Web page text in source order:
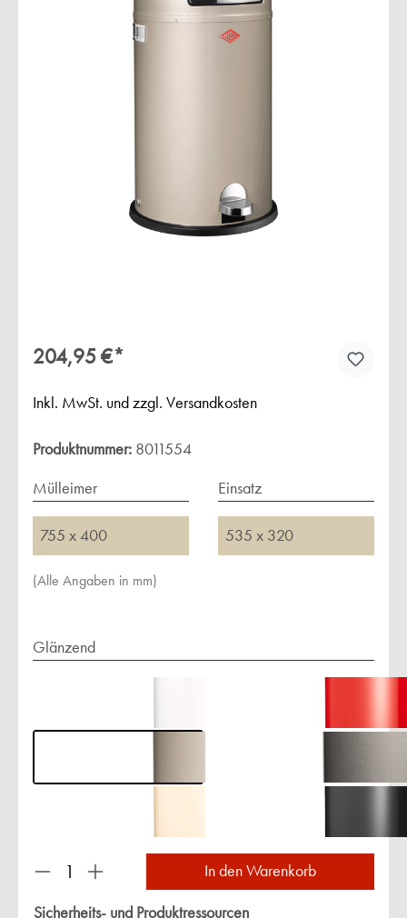
204,95 €*
Inkl. MwSt. und zzgl. Versandkosten
Produktnummer: 8011554
Mülleimer
755 x 400
Einsatz
535 x 320
(Alle Angaben in mm)
Glänzend
Produkt Anzahl: Gib den gewünschten Wert
In den Warenkorb
Sicherheits- und Produktressourcen